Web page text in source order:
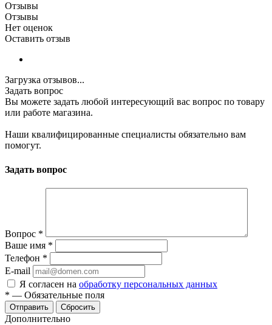
Отзывы
Отзывы
Нет оценок
Оставить отзыв
Загрузка отзывов...
Задать вопрос
Вы можете задать любой интересующий вас вопрос по товару
или работе магазина.
Наши квалифицированные специалисты обязательно вам
помогут.
Задать вопрос
Вопрос *
Ваше имя *
Телефон *
E-mail
Я согласен на обработку персональных данных
* — Обязательные поля
Отправить Сбросить
Дополнительно